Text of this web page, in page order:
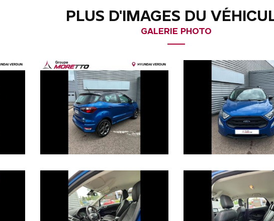
PLUS D'IMAGES DU
GALERIE PHOTO